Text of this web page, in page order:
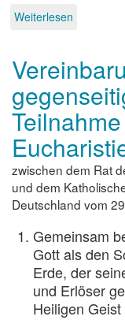
Weiterlesen
der
Diaspora
zwischen dem Rat
und dem
Deutschland vom
Gemeinsam
Gott als den
Erde, der
und Erlöser
Heiligen